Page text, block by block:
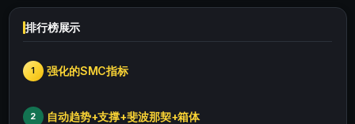
排行榜展示
1 强化的SMC指标
2 自动趋势+支撑+斐波那契+箱体